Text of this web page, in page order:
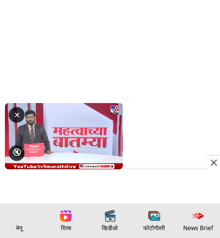
मेनू रिल्स व्हिडीओ फोटोगॅलरी News Brief